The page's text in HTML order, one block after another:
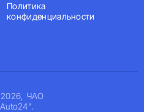
ЧАО
Политика
конфиденциальности